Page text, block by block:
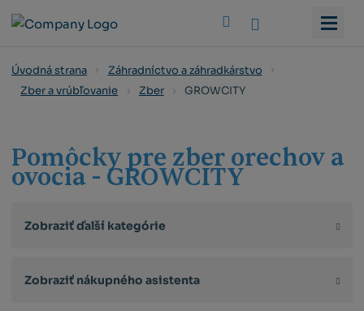
Úvodná strana
Záhradníctvo a záhradkárstvo
Zber a vrúbľovanie
Zber GROWCITY
Pomôcky pre zber orechov a
ovocia - GROWCITY
Zobraziť ďalší kategórie
Zobraziť nákupného asistenta